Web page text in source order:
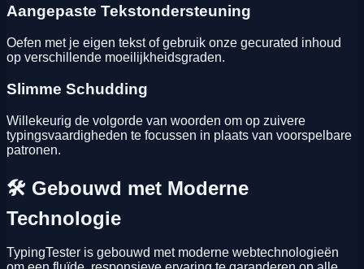
Aangepaste Tekstondersteuning
Oefen met je eigen tekst of gebruik onze gecurated inhoud
op verschillende moeilijkheidsgraden.
Slimme Schudding
Willekeurig de volgorde van woorden om op zuivere
typingsvaardigheden te focussen in plaats van voorspelbare
patronen.
🛠️ Gebouwd met Moderne
Technologie
TypingTester is gebouwd met moderne webtechnologieën